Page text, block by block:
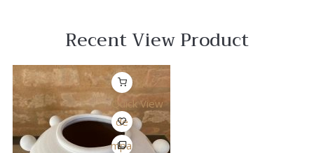
Recent View Product
Quick View
Lista
de
Desejo
Comparar